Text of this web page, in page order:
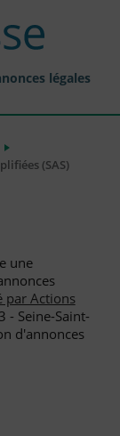
légales
Légales
(SAS)
une
par Actions
- Seine-Saint-
d'annonces